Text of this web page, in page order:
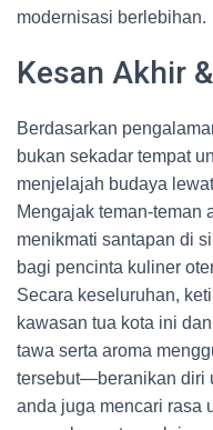
modernisasi berlebihan.
Kesan Akhir
Berdasarkan
bukan sekadar tempat
menjelajah budaya
Mengajak teman-teman
menikmati santapan di
bagi pencinta kuliner
Secara keseluruhan,
kawasan tua kota ini
tawa serta aroma
tersebut—beranikan diri
anda juga mencari rasa